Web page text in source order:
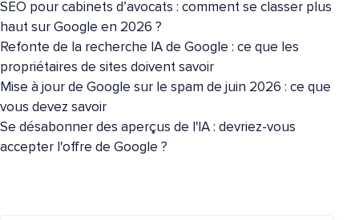
SEO pour cabinets d’avocats : comment se classer plus
haut sur Google en 2026 ?
Refonte de la recherche IA de Google : ce que les
propriétaires de sites doivent savoir
Mise à jour de Google sur le spam de juin 2026 : ce que
vous devez savoir
Se désabonner des aperçus de l'IA : devriez-vous
accepter l'offre de Google ?